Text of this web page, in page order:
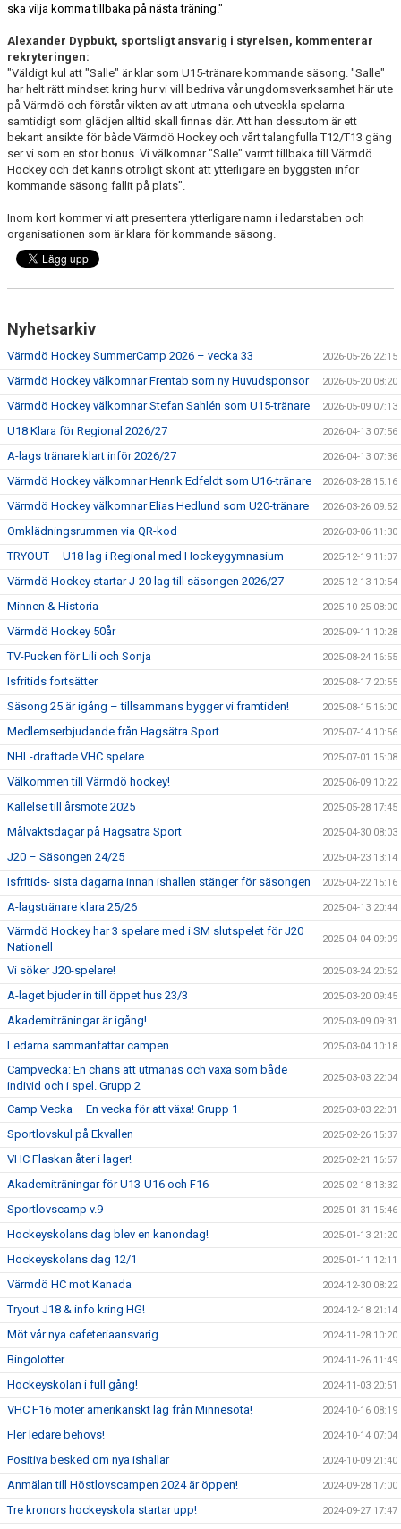
ska vilja komma tillbaka på nästa träning."
Alexander Dypbukt, sportsligt ansvarig i styrelsen, kommenterar
rekryteringen:
"Väldigt kul att "Salle" är klar som U15-tränare kommande säsong. "Salle"
har helt rätt mindset kring hur vi vill bedriva vår ungdomsverksamhet här ute
på Värmdö och förstår vikten av att utmana och utveckla spelarna
samtidigt som glädjen alltid skall finnas där. Att han dessutom är ett
bekant ansikte för både Värmdö Hockey och vårt talangfulla T12/T13 gäng
ser vi som en stor bonus. Vi välkomnar "Salle" varmt tillbaka till Värmdö
Hockey och det känns otroligt skönt att ytterligare en byggsten inför
kommande säsong fallit på plats".
Inom kort kommer vi att presentera ytterligare namn i ledarstaben och
organisationen som är klara för kommande säsong.
Nyhetsarkiv
Värmdö Hockey SummerCamp 2026 – vecka 33 2026-05-26 22:15
Värmdö Hockey välkomnar Frentab som ny Huvudsponsor 2026-05-20 08:20
Värmdö Hockey välkomnar Stefan Sahlén som U15-tränare 2026-05-09 07:13
U18 Klara för Regional 2026/27 2026-04-13 07:56
A-lags tränare klart inför 2026/27 2026-04-13 07:36
Värmdö Hockey välkomnar Henrik Edfeldt som U16-tränare 2026-03-28 15:16
Värmdö Hockey välkomnar Elias Hedlund som U20-tränare 2026-03-26 09:52
Omklädningsrummen via QR-kod 2026-03-06 11:30
TRYOUT – U18 lag i Regional med Hockeygymnasium 2025-12-19 11:07
Värmdö Hockey startar J-20 lag till säsongen 2026/27 2025-12-13 10:54
Minnen & Historia 2025-10-25 08:00
Värmdö Hockey 50år 2025-09-11 10:28
TV-Pucken för Lili och Sonja 2025-08-24 16:55
Isfritids fortsätter 2025-08-17 20:55
Säsong 25 är igång – tillsammans bygger vi framtiden! 2025-08-15 16:00
Medlemserbjudande från Hagsätra Sport 2025-07-14 10:56
NHL-draftade VHC spelare 2025-07-01 15:08
Välkommen till Värmdö hockey! 2025-06-09 10:22
Kallelse till årsmöte 2025 2025-05-28 17:45
Målvaktsdagar på Hagsätra Sport 2025-04-30 08:03
J20 – Säsongen 24/25 2025-04-23 13:14
Isfritids- sista dagarna innan ishallen stänger för säsongen 2025-04-22 15:16
A-lagstränare klara 25/26 2025-04-13 20:44
Värmdö Hockey har 3 spelare med i SM slutspelet för J20
Nationell
2025-04-04 09:09
Vi söker J20-spelare! 2025-03-24 20:52
A-laget bjuder in till öppet hus 23/3 2025-03-20 09:45
Akademiträningar är igång! 2025-03-09 09:31
Ledarna sammanfattar campen 2025-03-04 10:18
Campvecka: En chans att utmanas och växa som både
individ och i spel. Grupp 2
2025-03-03 22:04
Camp Vecka – En vecka för att växa! Grupp 1 2025-03-03 22:01
Sportlovskul på Ekvallen 2025-02-26 15:37
VHC Flaskan åter i lager! 2025-02-21 16:57
Akademiträningar för U13-U16 och F16 2025-02-18 13:32
Sportlovscamp v.9 2025-01-31 15:46
Hockeyskolans dag blev en kanondag! 2025-01-13 21:20
Hockeyskolans dag 12/1 2025-01-11 12:11
Värmdö HC mot Kanada 2024-12-30 08:22
Tryout J18 & info kring HG! 2024-12-18 21:14
Möt vår nya cafeteriaansvarig 2024-11-28 10:20
Bingolotter 2024-11-26 11:49
Hockeyskolan i full gång! 2024-11-03 20:51
VHC F16 möter amerikanskt lag från Minnesota! 2024-10-16 08:19
Fler ledare behövs! 2024-10-14 07:04
Positiva besked om nya ishallar 2024-10-09 21:40
Anmälan till Höstlovscampen 2024 är öppen! 2024-09-28 17:00
Tre kronors hockeyskola startar upp! 2024-09-27 17:47